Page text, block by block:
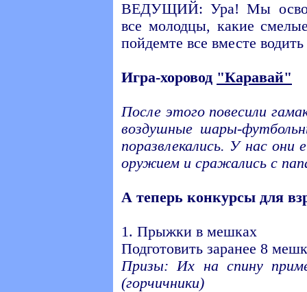
ВЕДУЩИЙ: Ура! Мы
все молодцы, какие
пойдемте все вместе
Игра-хоровод "Каравай"
После этого повесили
воздушные шары-
поразвлекались. У нас они
оружием и сражались с
А теперь конкурсы для
1. Прыжки в мешках
Подготовить заранее 8
Призы: Их на спину
(горчичники)